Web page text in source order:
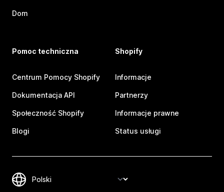
Dom
Pomoc techniczna
Centrum Pomocy Shopify
Dokumentacja API
Społeczność Shopify
Blogi
Shopify
Informacje
Partnerzy
Informacje prawne
Status usługi